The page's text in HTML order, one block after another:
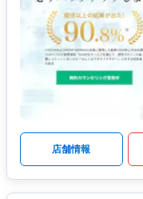
店舗情報